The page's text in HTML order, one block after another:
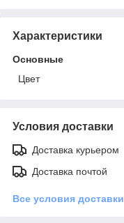
Характеристики
Основные
Цвет
Условия доставки
Доставка курьером
Доставка почтой
Все условия доставки